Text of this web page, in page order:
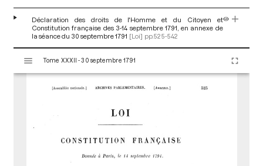
Déclaration des droits de l'Homme et du Citoyen et
Constitution française des 3-14 septembre 1791, en annexe de
la séance du 30 septembre 1791 [Loi] pp.525-542
s
Tome XXXII - 30 septembre 1791